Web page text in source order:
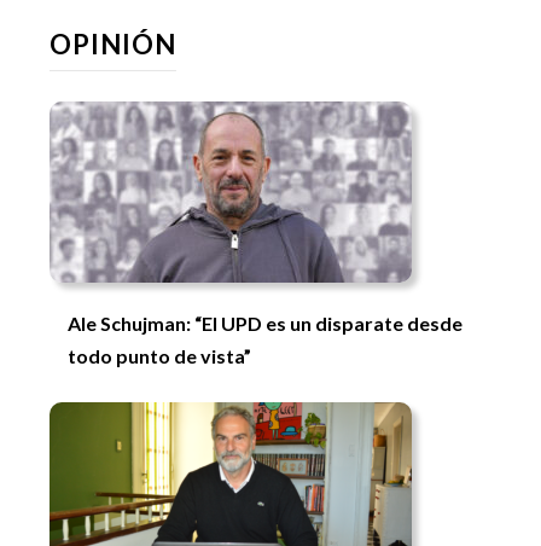
OPINIÓN
Ale Schujman: “El UPD es un disparate desde
todo punto de vista”